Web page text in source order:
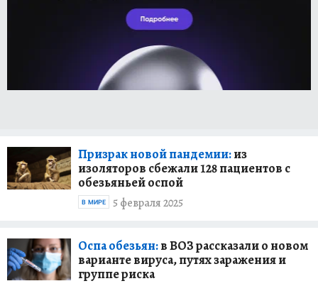
Призрак новой пандемии:из
изоляторов сбежали 128 пациентов с
обезьяньей оспой
5 февраля 2025
В МИРЕ
Оспа обезьян:в ВОЗ рассказали о новом
варианте вируса, путях заражения и
группе риска